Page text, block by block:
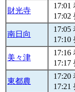
財光寺
17:01
17:02
南日向
17:05
17:10
美々津
17:16
17:17
東都農
17:20
17:21